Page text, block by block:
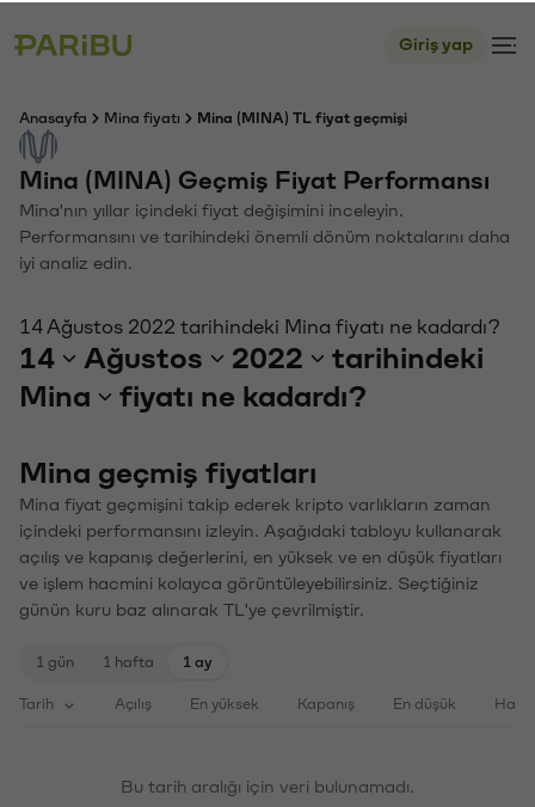
Giriş yap
Anasayfa Mina fiyatı Mina (MINA) TL fiyat geçmişi
Mina (MINA) Geçmiş Fiyat Performansı
Mina'nın yıllar içindeki fiyat değişimini inceleyin.
Performansını ve tarihindeki önemli dönüm noktalarını daha
iyi analiz edin.
14 Ağustos 2022 tarihindeki Mina fiyatı ne kadardı?
14 Ağustos 2022
tarihindeki
Mina
fiyatı ne kadardı?
Mina geçmiş fiyatları
Mina fiyat geçmişini takip ederek kripto varlıkların zaman
içindeki performansını izleyin. Aşağıdaki tabloyu kullanarak
açılış ve kapanış değerlerini, en yüksek ve en düşük fiyatları
ve işlem hacmini kolayca görüntüleyebilirsiniz. Seçtiğiniz
günün kuru baz alınarak TL'ye çevrilmiştir.
1 gün 1 hafta 1 ay
Tarih Açılış En yüksek Kapanış En düşük
Bu tarih aralığı için veri bulunamadı.